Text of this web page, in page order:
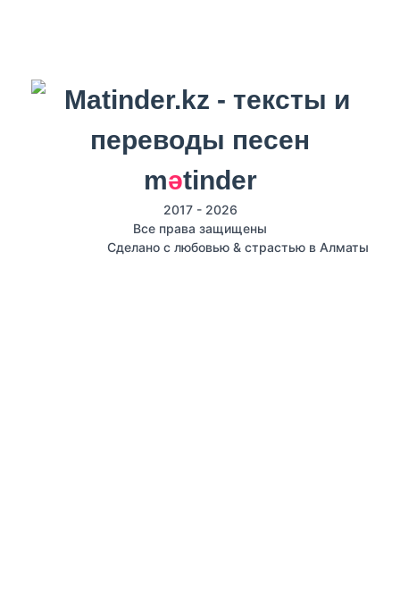
mәtinder
2017 - 2026
Все права защищены
Сделано с любовью & страстью в Алматы